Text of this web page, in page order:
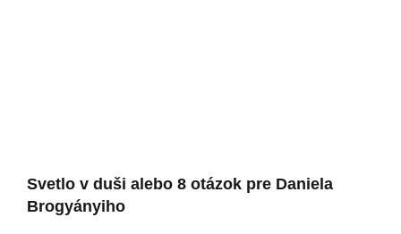
Svetlo v duši alebo 8 otázok pre Daniela
Brogyányiho